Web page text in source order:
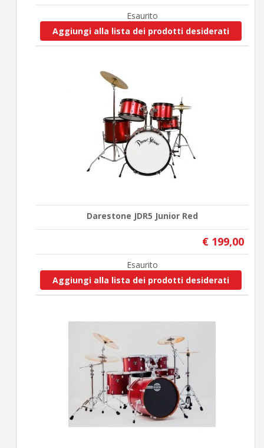
Esaurito
Aggiungi alla lista dei prodotti desiderati
Darestone JDR5 Junior Red
€ 199,00
Esaurito
Aggiungi alla lista dei prodotti desiderati